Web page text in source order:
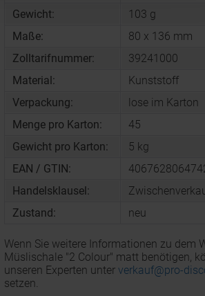
Gewicht:
103 g
Maße:
80 x 136 mm
Zolltarifnummer:
39241000
Material:
Kunststoff
Verpackung:
lose im Karton
Menge pro Karton:
45
Gewicht pro Karton:
5 kg
EAN / GTIN:
Handelsklausel:
Zustand:
neu
Wenn Sie weitere Informationen zu dem
Müslischale "2 Colour" matt benötigen,
unseren Experten unter verkauf@pro-
setzen.